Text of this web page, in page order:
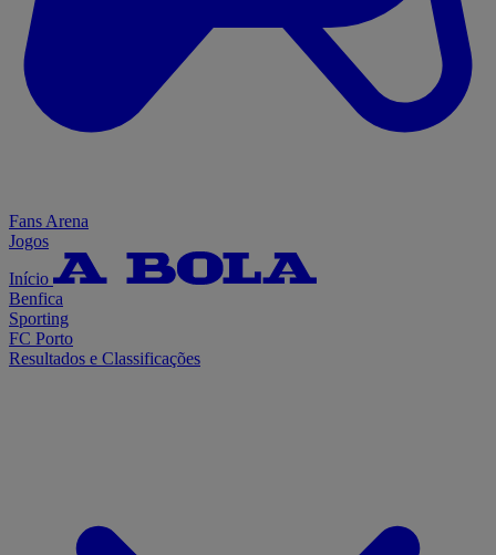
Fans Arena
Jogos
Início
Benfica
Sporting
FC Porto
Resultados e Classificações